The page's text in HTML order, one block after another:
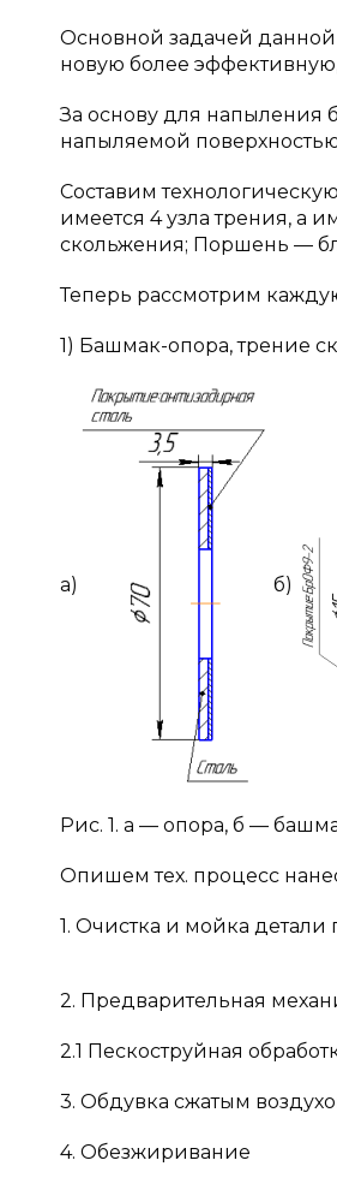
Основной задачей данной
новую более
За основу для напыления
напыляемой
Составим
имеется 4 узла трения, а
скольжения; Поршень —
Теперь рассмотрим
1) Башмак-опора, трение
а) б)
Рис. 1. а — опора, б —
Опишем тех. процесс
1. Очистка и мойка детали
2. Предварительная
2.1 Пескоструйная
3. Обдувка сжатым
4. Обезжиривание